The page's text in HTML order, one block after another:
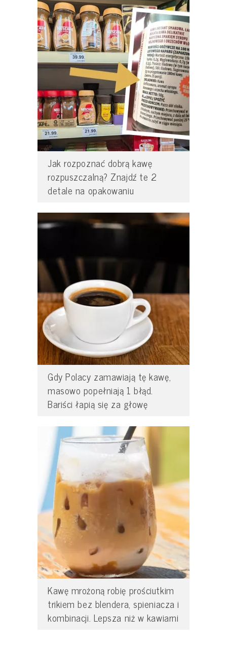
Jak rozpoznać dobrą kawę
rozpuszczalną? Znajdź te 2
detale na opakowaniu
Gdy Polacy zamawiają tę kawę,
masowo popełniają 1 błąd.
Bariści łapią się za głowę
Kawę mrożoną robię prościutkim
trikiem bez blendera, spieniacza i
kombinacji. Lepsza niż w kawiarni